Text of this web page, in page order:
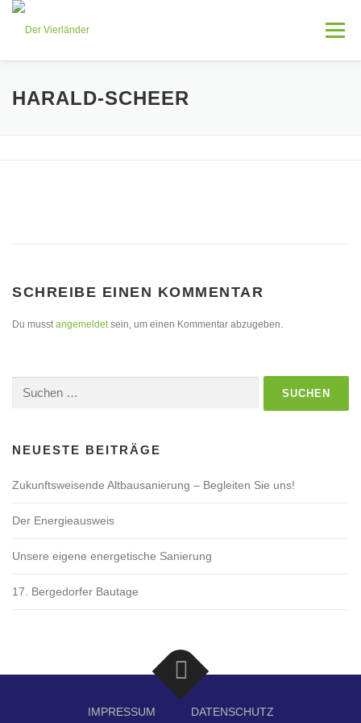
Zum
Menü
HOME LEISTUNGEN
HARALD-SCHEER
SCHREIBE EINEN KOMMENTAR
Du musstangemeldetsein, um einen Kommentar abzugeben.
nach:
NEUESTE BEITRÄGE
Zukunftsweisende Altbausanierung – Begleiten Sie uns!
Der Energieausweis
Unsere eigene energetische Sanierung
17. Bergedorfer Bautage
IMPRESSUM DATENSCHUTZ